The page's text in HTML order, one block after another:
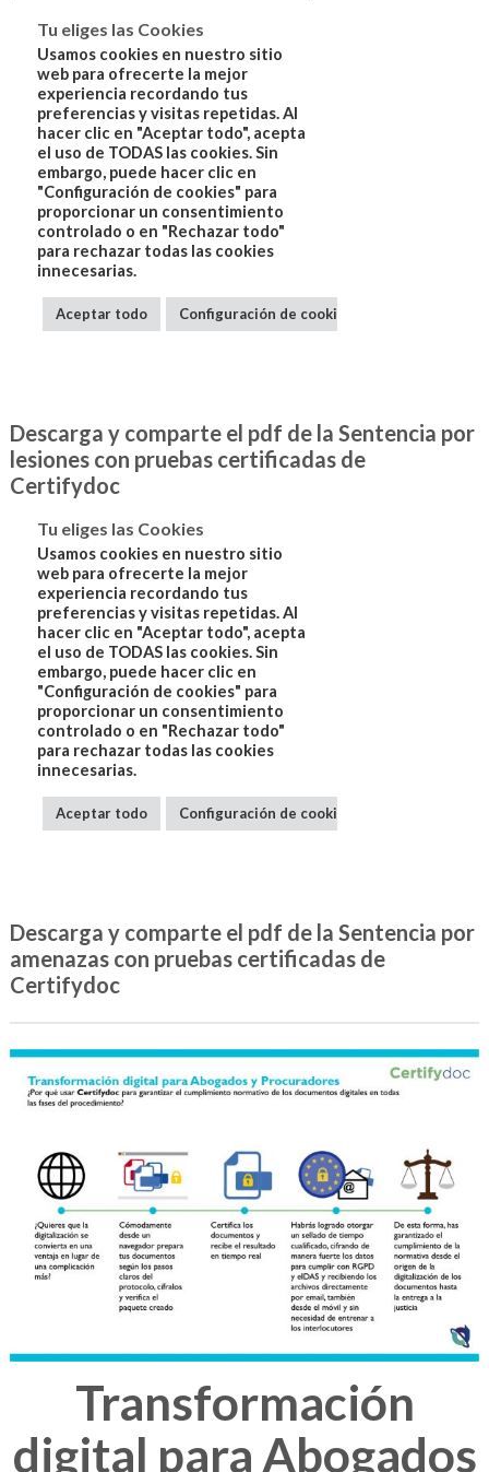
Descarga y comparte el pdf de la Sentencia por
lesiones con pruebas certificadas de
Certifydoc
Descarga y comparte el pdf de la Sentencia por
amenazas con pruebas certificadas de
Certifydoc
Transformación
digital para Abogados